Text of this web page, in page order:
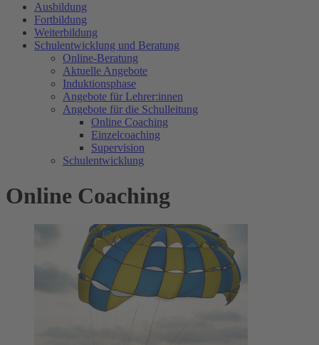
Ausbildung
Fortbildung
Weiterbildung
Schulentwicklung und Beratung
Online-Beratung
Aktuelle Angebote
Induktionsphase
Angebote für Lehrer:innen
Angebote für die Schulleitung
Online Coaching
Einzelcoaching
Supervision
Schulentwicklung
Online Coaching